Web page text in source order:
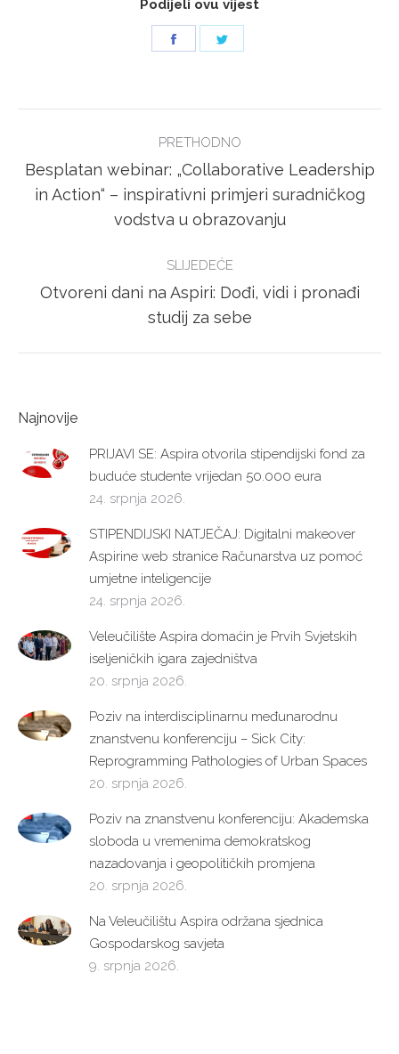
Podijeli ovu vijest
NAVIGATION
PRETHODNO
Previous
post:
Besplatan webinar: „Collaborative Leadership
in Action“ – inspirativni primjeri suradničkog
vodstva u obrazovanju
SLIJEDEĆE
Next
post:
Otvoreni dani na Aspiri: Dođi, vidi i pronađi
studij za sebe
Najnovije
PRIJAVI SE: Aspira otvorila stipendijski fond za
buduće studente vrijedan 50.000 eura
24. srpnja 2026.
STIPENDIJSKI NATJEČAJ: Digitalni makeover
Aspirine web stranice Računarstva uz pomoć
umjetne inteligencije
24. srpnja 2026.
Veleučilište Aspira domaćin je Prvih Svjetskih
iseljeničkih igara zajedništva
20. srpnja 2026.
Poziv na interdisciplinarnu međunarodnu
znanstvenu konferenciju – Sick City:
Reprogramming Pathologies of Urban Spaces
20. srpnja 2026.
Poziv na znanstvenu konferenciju: Akademska
sloboda u vremenima demokratskog
nazadovanja i geopolitičkih promjena
20. srpnja 2026.
Na Veleučilištu Aspira održana sjednica
Gospodarskog savjeta
9. srpnja 2026.